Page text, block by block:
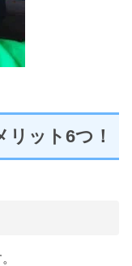
ット6つ！